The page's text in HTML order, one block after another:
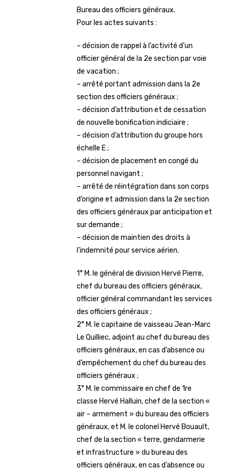
Bureau des officiers généraux.
Pour les actes suivants :
– décision de rappel à l’activité d’un
officier général de la 2e section par voie
de vacation ;
– arrêté portant admission dans la 2e
section des officiers généraux ;
– décision d’attribution et de cessation
de nouvelle bonification indiciaire ;
– décision d’attribution du groupe hors
échelle E ;
– décision de placement en congé du
personnel navigant ;
– arrêté de réintégration dans son corps
d’origine et admission dans la 2e section
des officiers généraux par anticipation et
sur demande ;
– décision de maintien des droits à
l’indemnité pour service aérien.
1° M. le général de division Hervé Pierre,
chef du bureau des officiers généraux,
officier général commandant les services
des officiers généraux ;
2° M. le capitaine de vaisseau Jean-Marc
Le Quilliec, adjoint au chef du bureau des
officiers généraux, en cas d’absence ou
d’empêchement du chef du bureau des
officiers généraux ;
3° M. le commissaire en chef de 1re
classe Hervé Halluin, chef de la section «
air – armement » du bureau des officiers
généraux, et M. le colonel Hervé Bouault,
chef de la section « terre, gendarmerie
et infrastructure » du bureau des
officiers généraux, en cas d’absence ou